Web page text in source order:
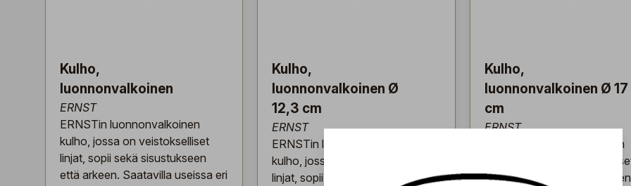
Kulho,
luonnonvalkoinen
ERNST
ERNSTin luonnonvalkoinen
kulho, jossa on veistokselliset
linjat, sopii sekä sisustukseen
että arkeen. Saatavilla useissa eri
Kulho,
luonnonvalkoinen Ø
12,3 cm
ERNST
ERNSTin luonnonvalkoinen
kulho, jossa on veistokselliset
linjat, sopii sekä sisustukseen
Kulho,
luonnonvalkoinen Ø 17
cm
ERNST
ERNSTin luonnonvalkoinen
kulho, jossa on
linjat, sopii sekä sisustukseen